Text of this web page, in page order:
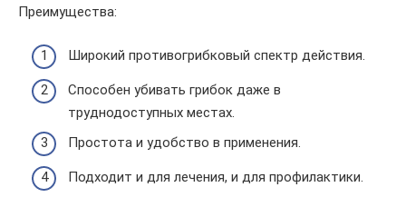
Преимущества:
Широкий противогрибковый спектр действия.
Способен убивать грибок даже в
труднодоступных местах.
Простота и удобство в применения.
Подходит и для лечения, и для профилактики.